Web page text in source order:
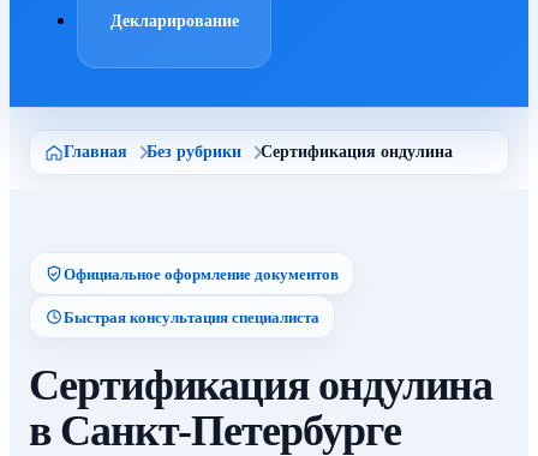
Декларирование
Главная Без рубрики Сертификация ондулина
Официальное оформление документов
Быстрая консультация специалиста
Сертификация ондулина
в Санкт-Петербурге